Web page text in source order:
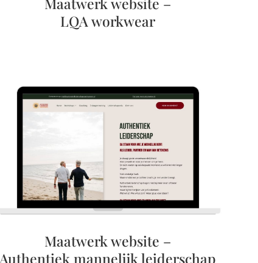
LQA workwear
Maatwerk website –
Authentiek mannelijk leiderschap